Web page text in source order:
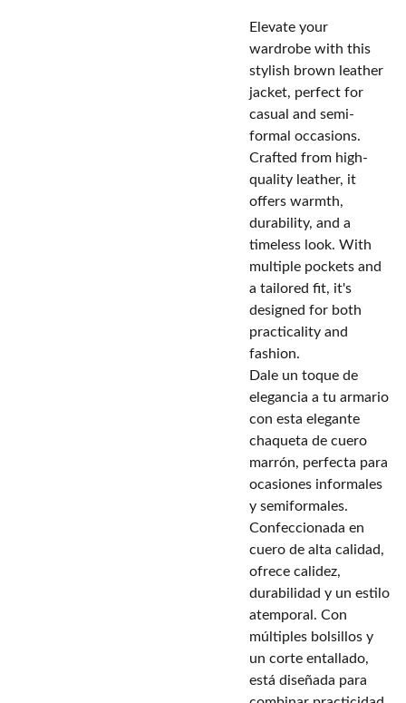
Elevate your
wardrobe with this
stylish brown leather
jacket, perfect for
casual and semi-
formal occasions.
Crafted from high-
quality leather, it
offers warmth,
durability, and a
timeless look. With
multiple pockets and
a tailored fit, it's
designed for both
practicality and
fashion.
Dale un toque de
elegancia a tu armario
con esta elegante
chaqueta de cuero
marrón, perfecta para
ocasiones informales
y semiformales.
Confeccionada en
cuero de alta calidad,
ofrece calidez,
durabilidad y un estilo
atemporal. Con
múltiples bolsillos y
un corte entallado,
está diseñada para